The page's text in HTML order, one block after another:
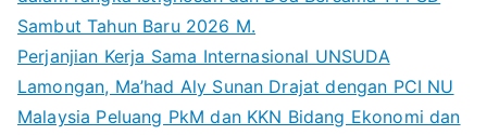
Sambut Tahun Baru 2026 M.
Perjanjian Kerja Sama Internasional UNSUDA
Lamongan, Ma’had Aly Sunan Drajat dengan PCI NU
Malaysia Peluang PkM dan KKN Bidang Ekonomi dan